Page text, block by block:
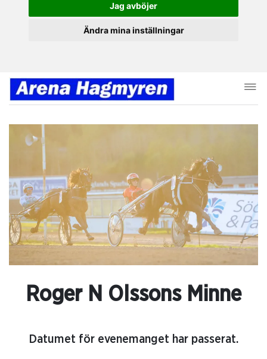
Jag avböjer
Ändra mina inställningar
Roger N Olssons Minne
Datumet för evenemanget har passerat.